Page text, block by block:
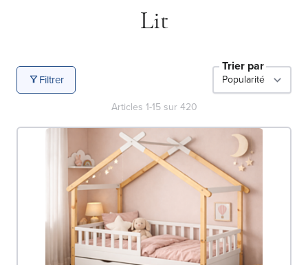
Lit
Filtrer
Trier par
Articles 1-15sur420